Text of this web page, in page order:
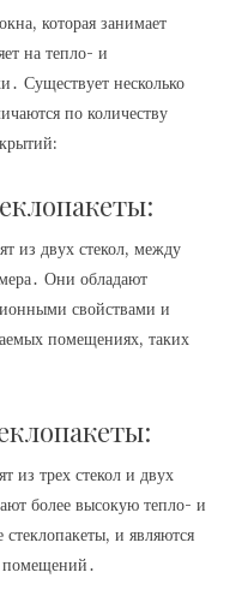
которая занимает
на тепло- и
Существует несколько
по количеству
из двух стекол, между
Они обладают
свойствами и
помещениях, таких
из трех стекол и двух
более высокую тепло- и
и являются